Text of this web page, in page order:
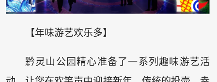
【年味游艺欢乐多】
黔灵山公园精心准备了一系列趣味游艺活